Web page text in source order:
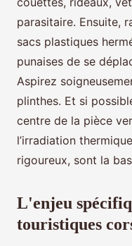
parasitaire. Ensuite,
sacs plastiques
punaises de se
Aspirez
plinthes. Et si
centre de la pièce
l’irradiation
rigoureux, sont la
L'enjeu
touristiques